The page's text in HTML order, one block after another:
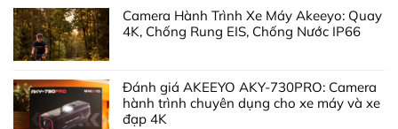
Camera Hành Trình Xe Máy Akeeyo: Quay
4K, Chống Rung EIS, Chống Nước IP66
Đánh giá AKEEYO AKY-730PRO: Camera
hành trình chuyên dụng cho xe máy và xe
đạp 4K